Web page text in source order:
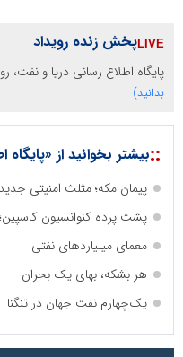
پخش زنده رویداد
پایگاه اطلاع رسانی دریا و
بدانید)
::بیشتر بخوانید از
پیمان مکه؛ مثلث امنیتی
پشت پرده کنوانسیون
معمای میلیاردهای نفتی
هر بشکه، بهای یک بحران
یک‌چهارم نفت جهان در تنگنا